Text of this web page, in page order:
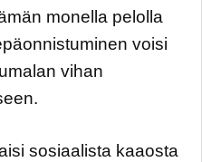
monella pelolla
voisi
vihan
sosiaalista kaaosta